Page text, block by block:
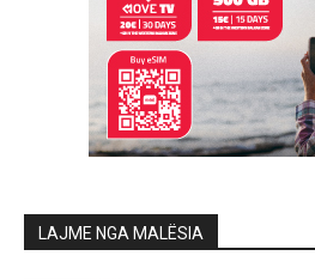
LAJME NGA MALËSIA